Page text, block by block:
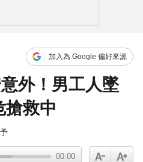
加入為 Google 偏好來源
外！男工人墜
搶救中
00:00